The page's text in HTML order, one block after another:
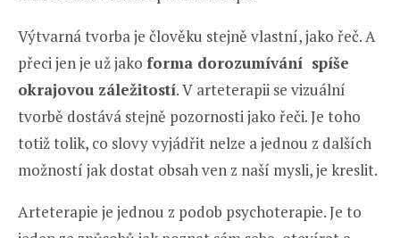
Výtvarná tvorba je člověku stejně vlastní, jako řeč. A
přeci jen je už jako forma dorozumívání spíše
okrajovou záležitostí. V arteterapii se vizuální
tvorbě dostává stejně pozornosti jako řeči. Je toho
totiž tolik, co slovy vyjádřit nelze a jednou z dalších
možností jak dostat obsah ven z naší mysli, je kreslit.
Arteterapie je jednou z podob psychoterapie. Je to